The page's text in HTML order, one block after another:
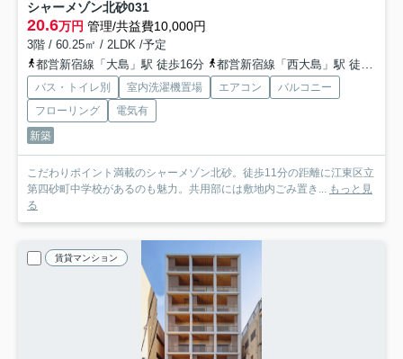
シャーメゾン北砂031
20.6万円 管理/共益費10,000円
3階 / 60.25㎡ / 2LDK /予定
都営新宿線「大島」駅 徒歩16分
都営新宿線「西大島」駅 徒歩21分
バス・トイレ別 室内洗濯機置場 エアコン
バルコニー
フローリング
電気有
新築
こだわりポイント満載のシャーメゾン北砂。徒歩11分の距離に江東区立
第四砂町中学校があるのも魅力。共用部には敷地内ごみ置き...
もっと見
る
賃貸マンション